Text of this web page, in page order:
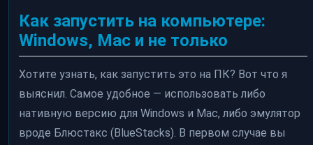
Как запустить на компьютере:
Windows, Mac и не только
Хотите узнать, как запустить это на ПК? Вот что я
выяснил. Самое удобное — использовать либо
нативную версию для Windows и Mac, либо эмулятор
вроде Блюстакс (BlueStacks). В первом случае вы